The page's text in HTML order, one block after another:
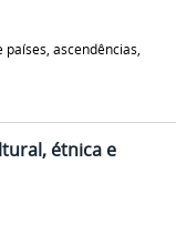
ascendências,
étnica e